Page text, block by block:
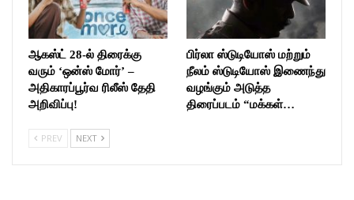
ஆகஸ்ட் 28-ல் திரைக்கு
வரும் ‘ஒன்ஸ் மோர்’ –
அதிகாரப்பூர்வ ரிலீஸ் தேதி
அறிவிப்பு!
பிர்லா ஸ்டுடியோஸ் மற்றும்
நீலம் ஸ்டுடியோஸ் இணைந்து
வழங்கும் அடுத்த
திரைப்படம் “மக்கள்…
PREV NEXT